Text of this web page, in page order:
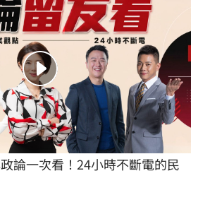
論一次看！24小時不斷電的民